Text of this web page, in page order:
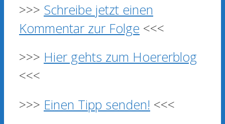
>>> Schreibe jetzt einen
Kommentar zur Folge <<<
>>> Hier gehts zum Hoererblog
<<<
>>> Einen Tipp senden! <<<